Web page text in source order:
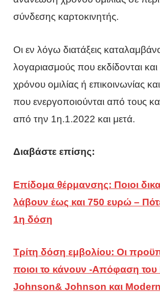
σύνδεσης καρτοκινητής.
Οι εν λόγω διατάξεις
λογαριασμούς που εκδίδονται και
χρόνου ομιλίας ή επικοινωνίας
που ενεργοποιούνται από τους
από την 1η.1.2022 και μετά.
Διαβάστε επίσης:
Επίδομα θέρμανσης: Ποιοι
λάβουν έως και 750 ευρώ –
1η δόση
Τρίτη δόση εμβολίου: Οι
ποιοι το κάνουν -Απόφαση του
Johnson& Johnson και